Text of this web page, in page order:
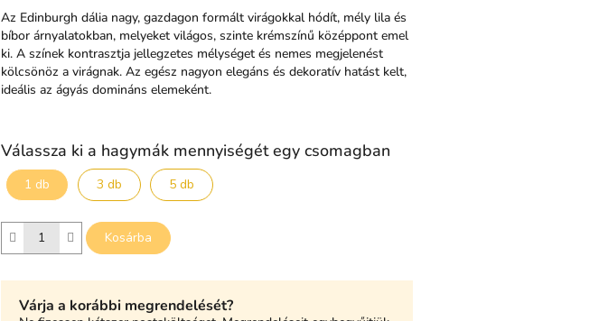
Az Edinburgh dália nagy, gazdagon formált virágokkal hódít, mély lila és
bíbor árnyalatokban, melyeket világos, szinte krémszínű középpont emel
ki. A színek kontrasztja jellegzetes mélységet és nemes megjelenést
kölcsönöz a virágnak. Az egész nagyon elegáns és dekoratív hatást kelt,
ideális az ágyás domináns elemeként.
Válassza ki a hagymák mennyiségét egy csomagban
1 db 3 db 5 db
Kosárba
Várja a korábbi megrendelését?